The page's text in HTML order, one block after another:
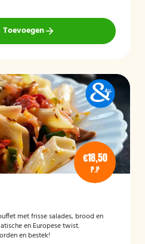
Toevoegen
€18,50
P.P
met frisse salades, brood en
en Europese twist.
en bestek!